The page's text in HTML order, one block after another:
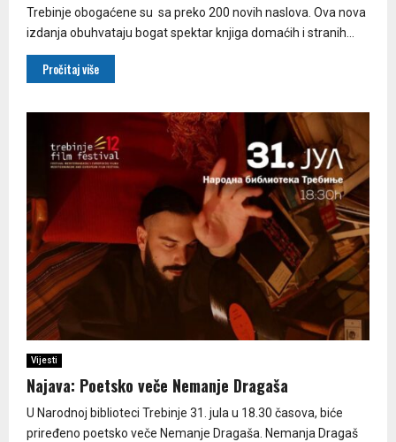
Trebinje obogaćene su sa preko 200 novih naslova. Ova nova
izdanja obuhvataju bogat spektar knjiga domaćih i stranih...
Pročitaj više
Vijesti
Najava: Poetsko veče Nemanje Dragaša
U Narodnoj biblioteci Trebinje 31. jula u 18.30 časova, biće
priređeno poetsko veče Nemanje Dragaša. Nemanja Dragaš